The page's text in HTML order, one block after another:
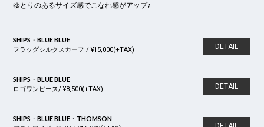
ゆとりのあるサイズ感でこなれ感がアップ♪
SHIPS・BLUE BLUE
フラッグシルクスカーフ / ¥15,000(+TAX)
DETAIL
SHIPS・BLUE BLUE
ロゴワンピース/ ¥8,500(+TAX)
DETAIL
SHIPS・BLUE BLUE・THOMSON